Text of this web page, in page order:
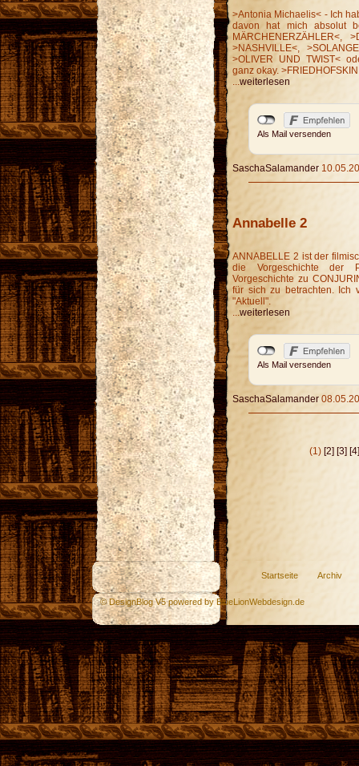
>Antonia Michaelis< - Ich
davon hat mich absolut
MÄRCHENERZÄHLER<,
>NASHVILLE<,
>OLIVER UND TWIST<
ganz okay.
...weiterlesen
Als Mail versenden
SaschaSalamander
Annabelle 2
ANNABELLE 2 ist der
die Vorgeschichte der
Vorgeschichte zu
für sich zu betrachten. Ich
"Aktuell".
weiterlesen
Als Mail versenden
SaschaSalamander
(1) [2] [3] [4]
Startseite Archiv
© DesignBlog V5 powered by BlueLionWebdesign.de